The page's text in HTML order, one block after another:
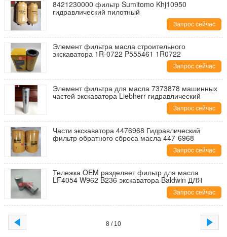
8421230000 фильтр Sumitomo Khj10950
гидравлический пилотный
Запрос сейчас
Элемент фильтра масла строительного
экскаватора 1R-0722 P555461 1R0722
Запрос сейчас
Элемент фильтра для масла 7373878 машинных
частей экскаватора Liebherr гидравлический
Запрос сейчас
Части экскаватора 4476968 Гидравлический
фильтр обратного сброса масла 447-6968
Запрос сейчас
Тележка OEM разделяет фильтр для масла
LF4054 W962 B236 экскаватора Baldwin ДЛЯ
Запрос сейчас
8 / 10